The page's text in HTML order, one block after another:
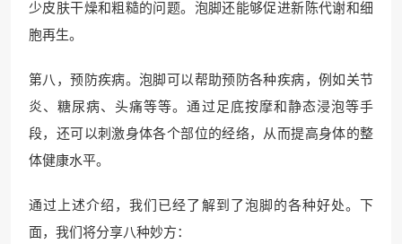
少皮肤干燥和粗糙的问题。泡脚还能够促进新陈代谢和细
胞再生。
第八，预防疾病。泡脚可以帮助预防各种疾病，例如关节
炎、糖尿病、头痛等等。通过足底按摩和静态浸泡等手
段，还可以刺激身体各个部位的经络，从而提高身体的整
体健康水平。
通过上述介绍，我们已经了解到了泡脚的各种好处。下
面，我们将分享八种妙方：